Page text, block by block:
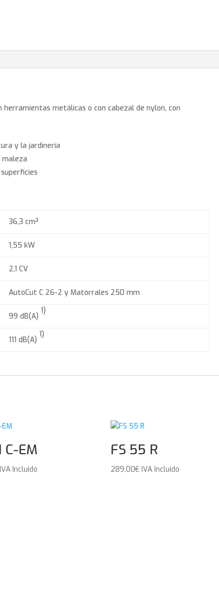
metálicas o con cabezal de nylon, con
y la jardinería
36,3 cm³
1,55 kW
2,1 CV
AutoCut C 26-2 y Matorrales 250 mm
99 dB(A)
1)
111 dB(A)
1)
C-EM
IVA Incluido
FS 55 R
289,00€ IVA Incluido